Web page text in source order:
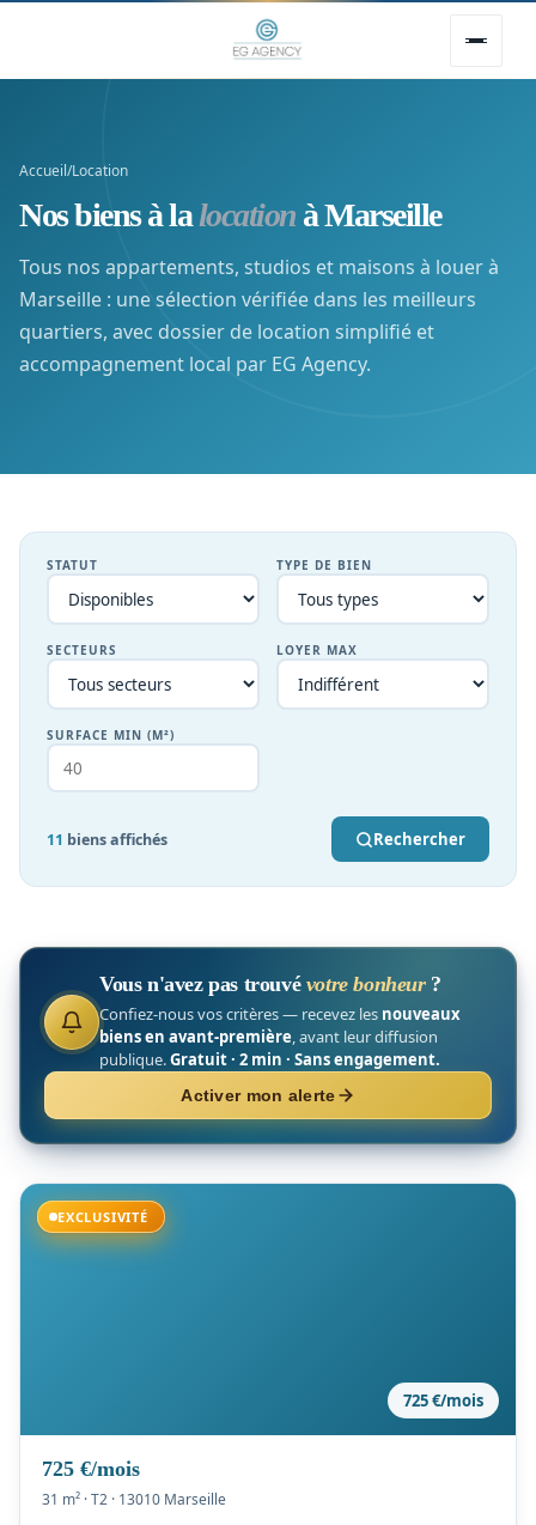
Accueil/Location
Nos biens à lalocation à Marseille
Tous nos appartements, studios et maisons à louer à
Marseille : une sélection vérifiée dans les meilleurs
quartiers, avec dossier de location simplifié et
accompagnement local par EG Agency.
STATUT TYPE DE BIEN
SECTEURS LOYER MAX
SURFACE MIN (M²)
11 biens affichés Rechercher
Vous n'avez pas trouvé votre bonheur?
Confiez-nous vos critères — recevez les nouveaux
biens en avant-première, avant leur diffusion
publique.Gratuit · 2 min · Sans engagement.
Activer mon alerte
EXCLUSIVITÉ
Disponible
725 €/mois
725 €/mois
31 m² · T2 · 13010 Marseille